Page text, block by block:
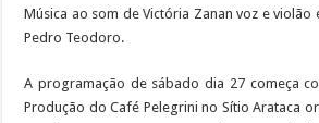
Música ao som de Victória Zanan voz e violão
Pedro Teodoro.
A programação de sábado dia 27 começa
Produção do Café Pelegrini no Sítio Arataca